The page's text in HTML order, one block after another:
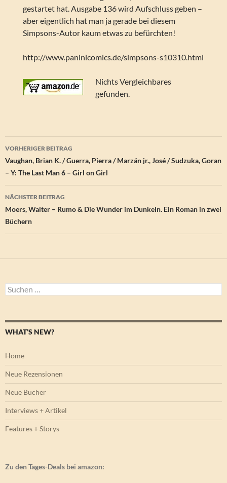
gestartet hat. Ausgabe 136 wird Aufschluss geben –
aber eigentlich hat man ja gerade bei diesem
Simpsons-Autor kaum etwas zu befürchten!
http://www.paninicomics.de/simpsons-s10310.html
Nichts Vergleichbares
gefunden.
Beitragsnavigation
VORHERIGER BEITRAG
Vaughan, Brian K. / Guerra, Pierra / Marzán jr., José / Sudzuka, Goran
– Y: The Last Man 6 – Girl on Girl
NÄCHSTER BEITRAG
Moers, Walter – Rumo & Die Wunder im Dunkeln. Ein Roman in zwei
Büchern
Suchen
nach:
WHAT’S NEW?
Home
Neue Rezensionen
Neue Bücher
Interviews + Artikel
Features + Storys
Zu den Tages-Deals bei amazon: